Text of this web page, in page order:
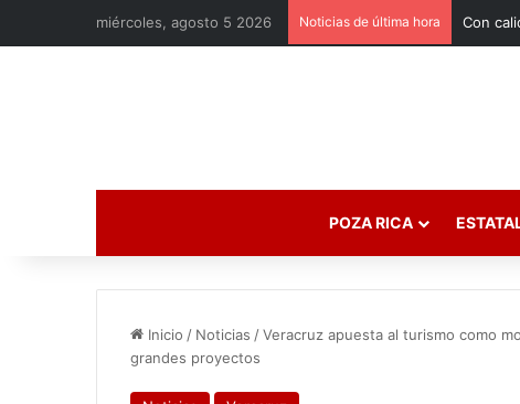
miércoles, agosto 5 2026 Noticias de última hora
POZA RICA
Inicio / Noticias /Veracruz apuesta al turismo como
grandes proyectos